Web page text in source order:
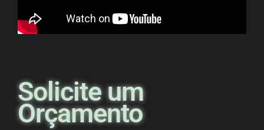
Solicite um
Orçamento